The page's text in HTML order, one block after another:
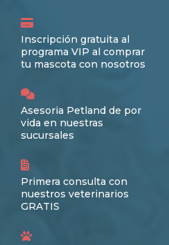
Inscripción gratuita al
programa VIP al comprar
tu mascota con nosotros
Asesoria Petland de por
vida en nuestras
sucursales
Primera consulta con
nuestros veterinarios
GRATIS